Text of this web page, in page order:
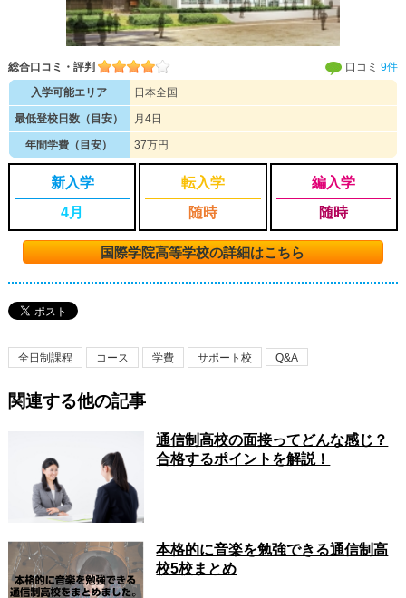
総合口コミ・評判 口コミ9件
入学可能エリア
日本全国
最低登校日数（目安） 月4日
年間学費（目安） 37万円
新入学
4月
転入学
随時
編入学
随時
国際学院高等学校の詳細はこちら
全日制課程 コース 学費 サポート校 Q&A
関連する他の記事
通信制高校の面接ってどんな感じ？
合格するポイントを解説！
本格的に音楽を勉強できる通信制高
校5校まとめ